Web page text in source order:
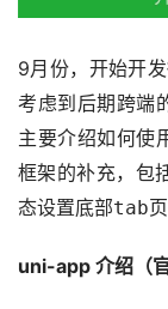
9月份，开始开
考虑到后期跨端
主要介绍如何使
框架的补充，包
态设置底部tab
uni-app 介绍（官